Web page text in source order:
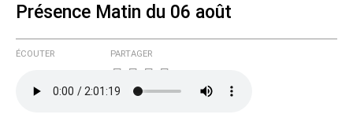
Présence Matin du 06 août
ÉCOUTER PARTAGER